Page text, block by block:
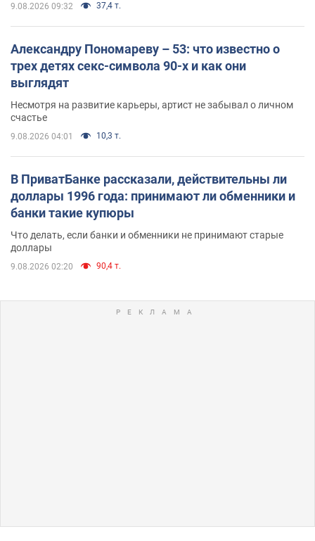
9.08.2026 09:32 37,4 т.
Александру Пономареву – 53: что известно о
трех детях секс-символа 90-х и как они
выглядят
Несмотря на развитие карьеры, артист не забывал о личном
счастье
9.08.2026 04:01 10,3 т.
В ПриватБанке рассказали, действительны ли
доллары 1996 года: принимают ли обменники и
банки такие купюры
Что делать, если банки и обменники не принимают старые
доллары
9.08.2026 02:20 90,4 т.